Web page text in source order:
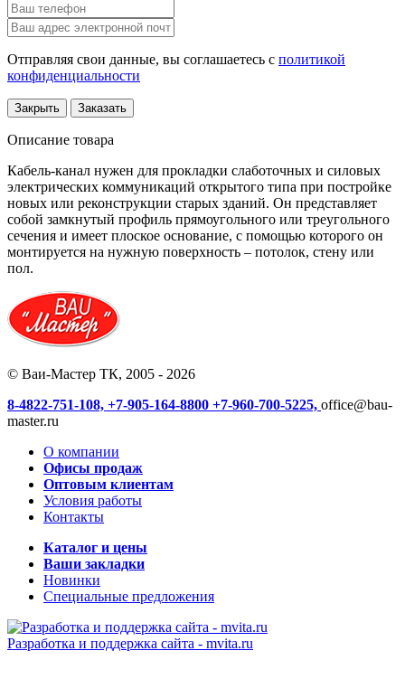
Отправляя свои данные, вы соглашаетесь с политикой
конфиденциальности
Закрыть Заказать
Описание товара
Кабель-канал нужен для прокладки слаботочных и силовых
электрических коммуникаций открытого типа при постройке
новых или реконструкции старых зданий. Он представляет
собой замкнутый профиль прямоугольного или треугольного
сечения и имеет плоское основание, с помощью которого он
монтируется на нужную поверхность – потолок, стену или
пол.
© Ваи-Мастер ТК, 2005 - 2026
8-4822-751-108, +7-905-164-8800 +7-960-700-5225, office@bau-
master.ru
О компании
Офисы продаж
Оптовым клиентам
Условия работы
Контакты
Каталог и цены
Ваши закладки
Новинки
Специальные предложения
Разработка и поддержка сайта - mvita.ru